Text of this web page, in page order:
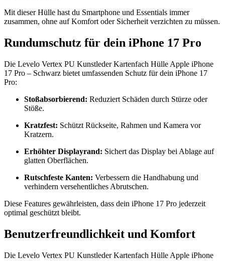
Mit dieser Hülle hast du Smartphone und Essentials immer
zusammen, ohne auf Komfort oder Sicherheit verzichten zu müssen.
Rundumschutz für dein iPhone 17 Pro
Die Levelo Vertex PU Kunstleder Kartenfach Hülle Apple iPhone
17 Pro – Schwarz bietet umfassenden Schutz für dein iPhone 17
Pro:
Stoßabsorbierend: Reduziert Schäden durch Stürze oder
Stöße.
Kratzfest: Schützt Rückseite, Rahmen und Kamera vor
Kratzern.
Erhöhter Displayrand: Sichert das Display bei Ablage auf
glatten Oberflächen.
Rutschfeste Kanten: Verbessern die Handhabung und
verhindern versehentliches Abrutschen.
Diese Features gewährleisten, dass dein iPhone 17 Pro jederzeit
optimal geschützt bleibt.
Benutzerfreundlichkeit und Komfort
Die Levelo Vertex PU Kunstleder Kartenfach Hülle Apple iPhone